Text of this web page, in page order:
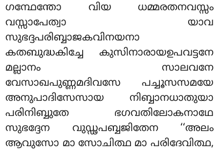
ഗന്ഥേന്തോ വിയ ധമ്മരതനവസ്സം
വസ്സാപേത്വാ യാവ
സുഭദ്ദപരിബ്ബാജകവിനയനാ
കതബുദ്ധകിച്ചേ കുസിനാരായഉപവട്ടനേ
മല്ലാനം സാലവനേ
വേസാഖപുണ്ണമദിവസേ പച്ചൂസസമയേ
അനുപാദിസേസായ നിബ്ബാനധാതുയാ
പരിനിബ്ബുതേ ഭഗവതിലോകനാഥേ
സുഭദ്ദേന വുഡ്ഢപബ്ബജിതേന ‘‘അലം
ആവുസോ മാ സോചിത്ഥ മാ പരിദേവിത്ഥ,